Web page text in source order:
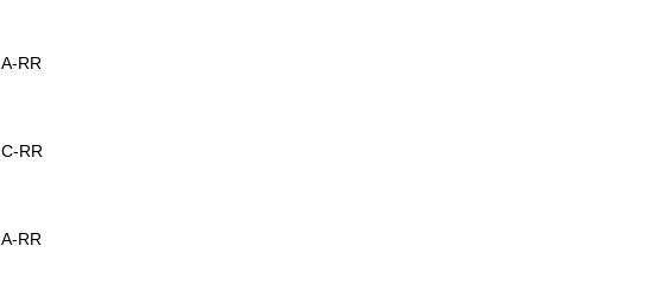
A-RR
C-RR
A-RR